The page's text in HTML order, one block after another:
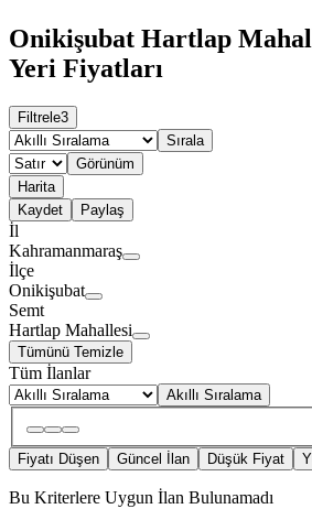
Onikişubat Hartlap
Yeri Fiyatları
Filtrele3
Sırala
Görünüm
Harita
Kaydet
Paylaş
İl
Kahramanmaraş
İlçe
Onikişubat
Semt
Hartlap Mahallesi
Tümünü Temizle
Tüm İlanlar
Akıllı Sıralama
Fiyatı Düşen Güncel İlan Düşük Fiyat
Bu Kriterlere Uygun İlan Bulunamadı